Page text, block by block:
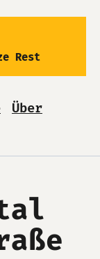
Rest
Über